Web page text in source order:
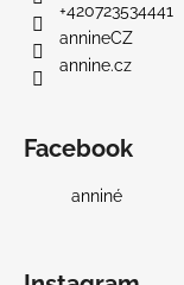
č
n
z
+420723534441
annineCZ
annine.cz
Facebook
anniné